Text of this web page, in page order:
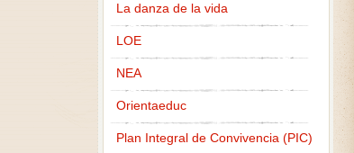
La danza de la vida
LOE
NEA
Orientaeduc
Plan Integral de Convivencia (PIC)